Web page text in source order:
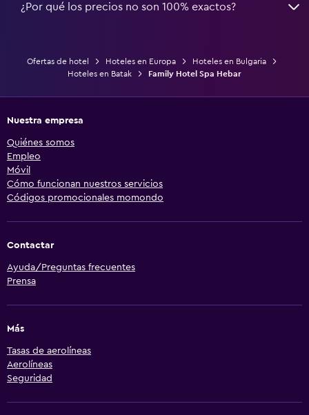
¿Por qué los precios no son 100% exactos?
Ofertas de hotel Hoteles en Europa
Hoteles en Bulgaria
Hoteles en Batak
Family Hotel Spa Hebar
Nuestra empresa
Quiénes somos
Empleo
Móvil
Cómo funcionan nuestros servicios
Códigos promocionales momondo
Contactar
Ayuda/Preguntas frecuentes
Prensa
Más
Tasas de aerolíneas
Aerolíneas
Seguridad